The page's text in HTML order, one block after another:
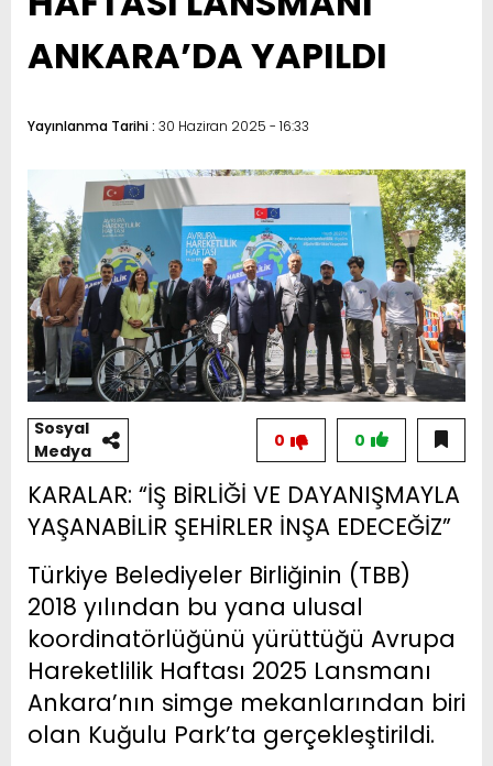
ANKARA’DA YAPILDI
Yayınlanma Tarihi : 30 Haziran 2025 - 16:33
Sosyal
Medya
0
0
KARALAR: “İŞ BİRLİĞİ VE DAYANIŞMAYLA
YAŞANABİLİR ŞEHİRLER İNŞA EDECEĞİZ”
Türkiye Belediyeler Birliğinin (TBB)
2018 yılından bu yana ulusal
koordinatörlüğünü yürüttüğü Avrupa
Hareketlilik Haftası 2025 Lansmanı
Ankara’nın simge mekanlarından biri
olan Kuğulu Park’ta gerçekleştirildi.